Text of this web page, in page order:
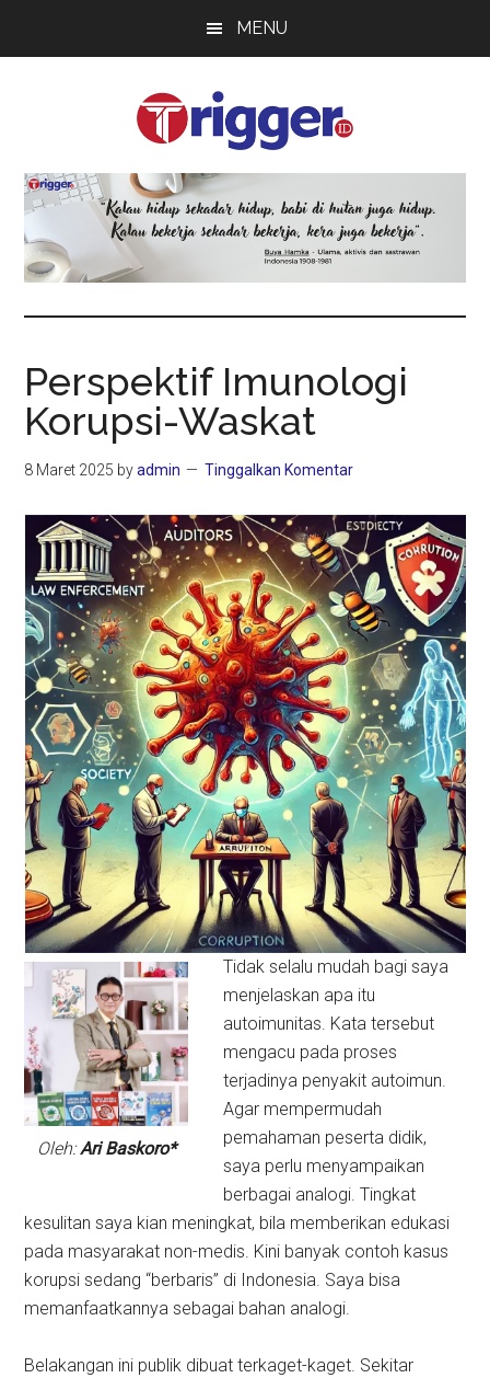
MENU
Trigger
Terkini
Perspektif Imunologi
Korupsi-Waskat
8 Maret 2025 byadmin Tinggalkan Komentar
Oleh:Ari Baskoro*
Tidak selalu mudah bagi saya
menjelaskan apa itu
autoimunitas. Kata tersebut
mengacu pada proses
terjadinya penyakit autoimun.
Agar mempermudah
pemahaman peserta didik,
saya perlu menyampaikan
berbagai analogi. Tingkat
kesulitan saya kian meningkat, bila memberikan edukasi
pada masyarakat non-medis. Kini banyak contoh kasus
korupsi sedang “berbaris” di Indonesia. Saya bisa
memanfaatkannya sebagai bahan analogi.
Belakangan ini publik dibuat terkaget-kaget. Sekitar